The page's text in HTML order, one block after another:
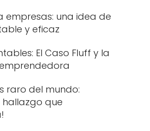
empresas: una idea de
y eficaz
El Caso Fluff y la
raro del mundo:
hallazgo que